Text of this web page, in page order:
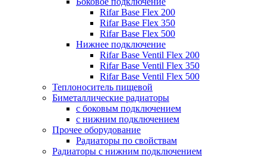
Rifar Base Flex 200
Rifar Base Flex 350
Rifar Base Flex 500
Нижнее подключение
Rifar Base Ventil Flex 200
Rifar Base Ventil Flex 350
Rifar Base Ventil Flex 500
Теплоноситель пищевой
Биметаллические радиаторы
с боковым подключением
с нижним подключением
Прочее оборудование
Радиаторы по свойствам
Радиаторы с нижним подключением